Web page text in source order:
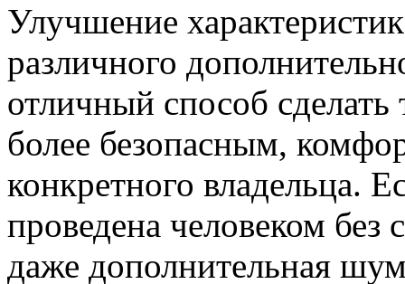
Улучшение
различного
отличный способ
более безопасным,
конкретного владельца.
проведена человеком
даже дополнительная